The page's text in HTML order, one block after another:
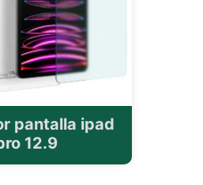
pantalla ipad
12.9